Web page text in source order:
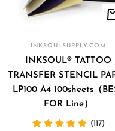
INKSOULSUPPLY.COM
INKSOUL® TATTOO
TRANSFER STENCIL
LP100 A4 100sheets（
FOR Line）
(117)